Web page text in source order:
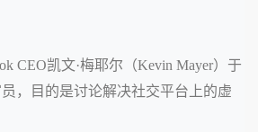
CEO凯文·梅耶尔（Kevin Mayer）于
，目的是讨论解决社交平台上的虚